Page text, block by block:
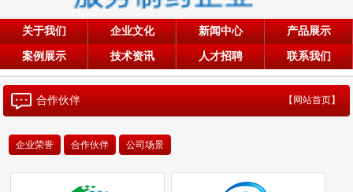
关于我们 企业文化 新闻中心 产品展示
案例展示 技术资讯 人才招聘 联系我们
合作伙伴 【网站首页】
企业荣誉 合作伙伴 公司场景